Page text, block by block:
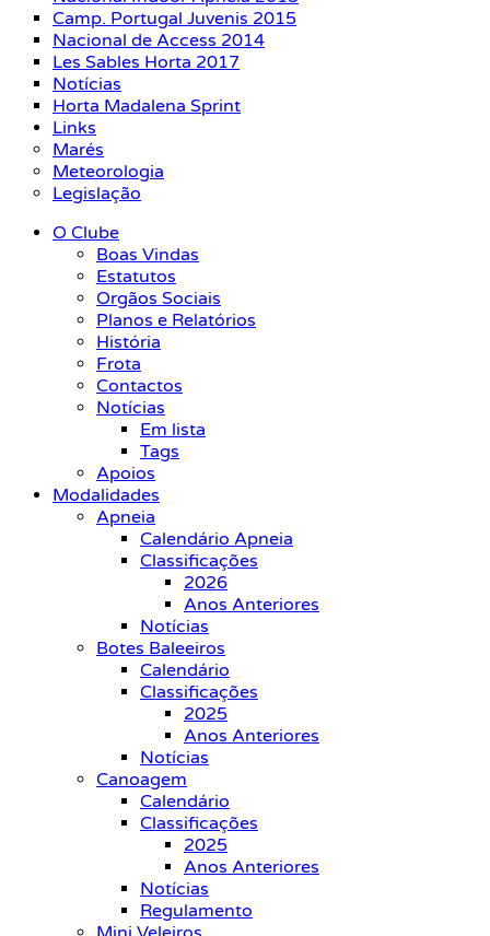
Camp. Portugal Juvenis 2015
Nacional de Access 2014
Les Sables Horta 2017
Notícias
Horta Madalena Sprint
Links
Marés
Meteorologia
Legislação
O Clube
Boas Vindas
Estatutos
Orgãos Sociais
Planos e Relatórios
História
Frota
Contactos
Notícias
Em lista
Tags
Apoios
Modalidades
Apneia
Calendário Apneia
Classificações
2026
Anos Anteriores
Notícias
Botes Baleeiros
Calendário
Classificações
2025
Anos Anteriores
Notícias
Canoagem
Calendário
Classificações
2025
Anos Anteriores
Notícias
Regulamento